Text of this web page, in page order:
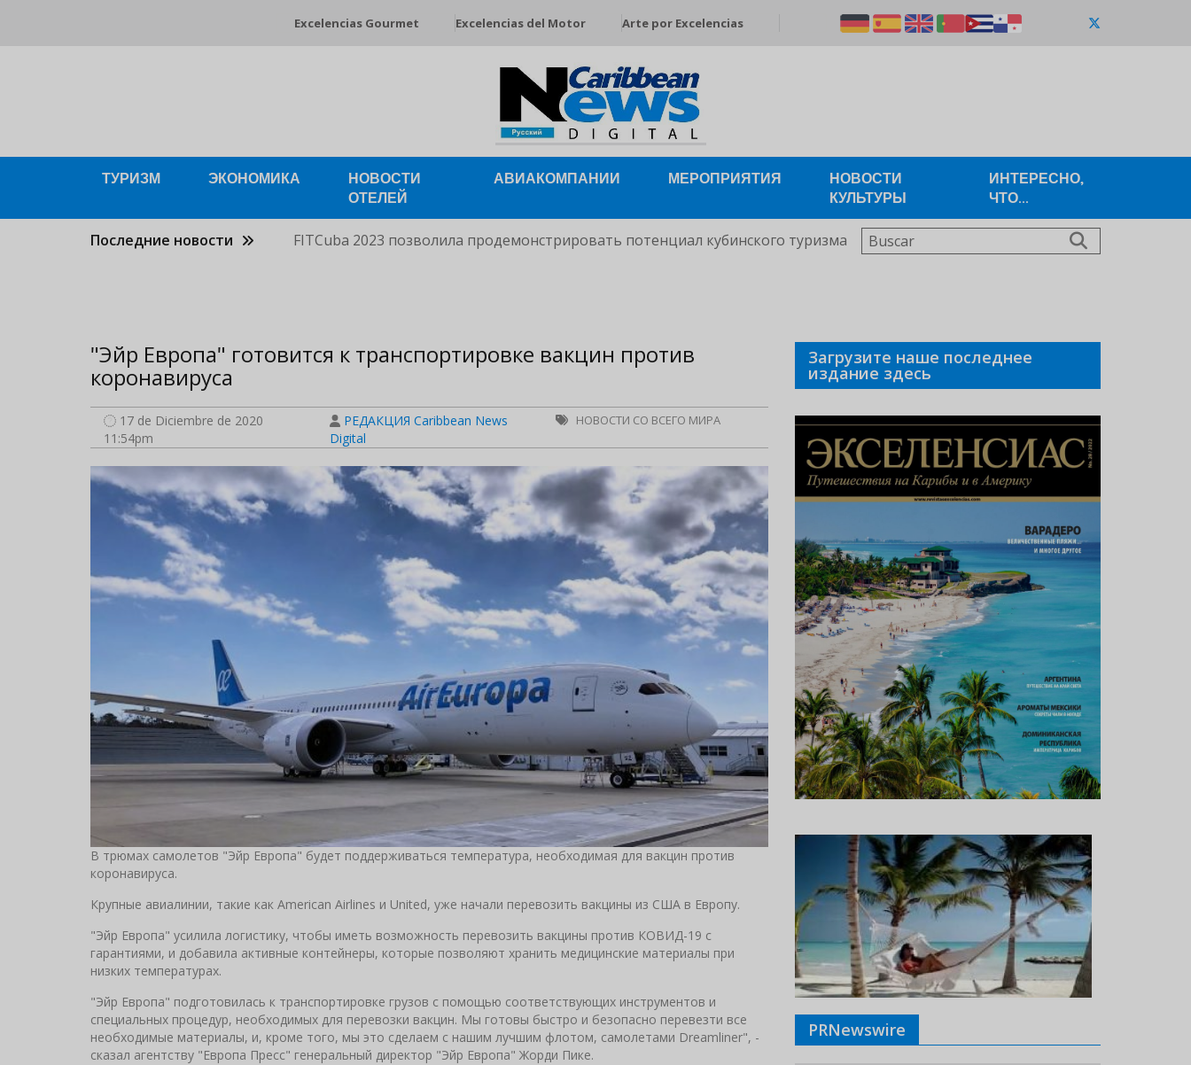
Excelencias Gourmet Excelencias del Motor Arte por Excelencias
ТУРИЗМ ЭКОНОМИКА
НОВОСТИ
ОТЕЛЕЙ
АВИАКОМПАНИИ МЕРОПРИЯТИЯ
НОВОСТИ
КУЛЬТУРЫ
ИНТЕРЕСНО,
ЧТО...
Последние новости FITCuba 2023 позволила продемонстрировать потенциал кубинского туризма Buscar
"Эйр Европа" готовится к транспортировке вакцин против
коронавируса
17 de Diciembre de 2020
11:54pm
РЕДАКЦИЯ Caribbean News
Digital
НОВОСТИ СО ВСЕГО МИРА
В трюмах самолетов "Эйр Европа" будет поддерживаться температура, необходимая для вакцин против
коронавируса.
Крупные авиалинии, такие как American Airlines и United, уже начали перевозить вакцины из США в Европу.
"Эйр Европа" усилила логистику, чтобы иметь возможность перевозить вакцины против КОВИД-19 с
гарантиями, и добавила активные контейнеры, которые позволяют хранить медицинские материалы при
низких температурах.
"Эйр Европа" подготовилась к транспортировке грузов с помощью соответствующих инструментов и
специальных процедур, необходимых для перевозки вакцин. Мы готовы быстро и безопасно перевезти все
необходимые материалы, и, кроме того, мы это сделаем с нашим лучшим флотом, самолетами Dreamliner", -
сказал агентству "Европа Пресс" генеральный директор "Эйр Европа" Жорди Пике.
Загрузите наше последнее
издание здесь
PRNewswire